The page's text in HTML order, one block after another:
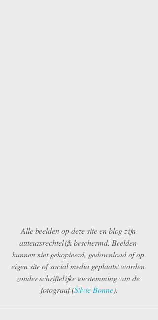
Alle beelden op deze site en blog zijn
auteursrechtelijk beschermd. Beelden
kunnen niet gekopieerd, gedownload of op
eigen site of social media geplaatst worden
zonder schriftelijke toestemming van de
fotograaf (Silvie Bonne).